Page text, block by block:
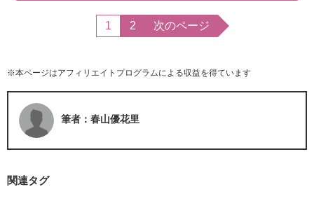
1 2 次のページ
※本ページはアフィリエイトプログラムによる収益を得ています
筆者：春山優花里
関連タグ